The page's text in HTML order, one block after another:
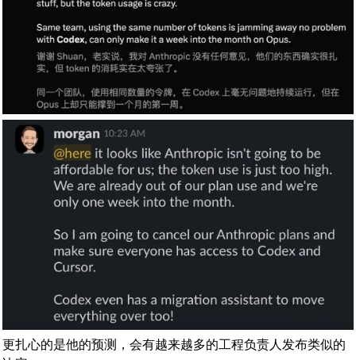
更扎心的是他的预测，会有越来越多的工程负责人发布类似的